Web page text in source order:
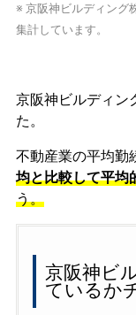
※ 京阪神ビルディング
集計しています。
京阪神ビルディン
た。
不動産業の平均勤
均と比較して平均
う。
京阪神ビ
ているか